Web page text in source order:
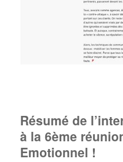
Résumé de
à la 6ème
Emotionnel !